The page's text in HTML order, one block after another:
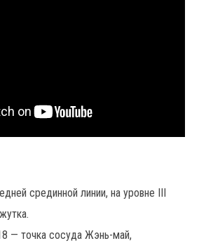
срединной линии, на уровне III
— точка сосуда Жэнь-май,